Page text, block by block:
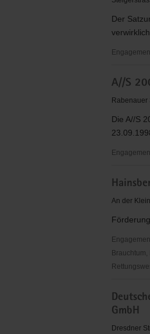
Der
G-
Haus
e.V.
A//S
Rabenauer
Die A//S
2000und
privates
und
Lernen
gGmbH
An der
e.V.
GmbH
Dresdner